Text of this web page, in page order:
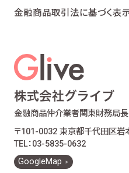
提携会社の金融商
供の妥当性を判断
お客様ご本人であ
あることを確認す
お客様に対し、お
お客様とのお取引
お客様との契約や
義務の履行のため
金融商品仲介業者関東財務局長
〒101-0032 東京都千代田区岩
TEL：03-5835-0632
GoogleMap
金融商品取引法に基づく表